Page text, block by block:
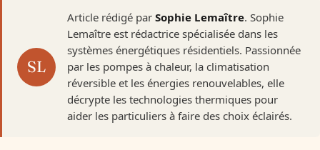
Article rédigé par Sophie Lemaître. Sophie
Lemaître est rédactrice spécialisée dans les
systèmes énergétiques résidentiels. Passionnée
par les pompes à chaleur, la climatisation
réversible et les énergies renouvelables, elle
décrypte les technologies thermiques pour
aider les particuliers à faire des choix éclairés.